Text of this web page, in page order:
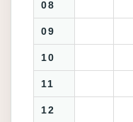
08
09
10
11
12